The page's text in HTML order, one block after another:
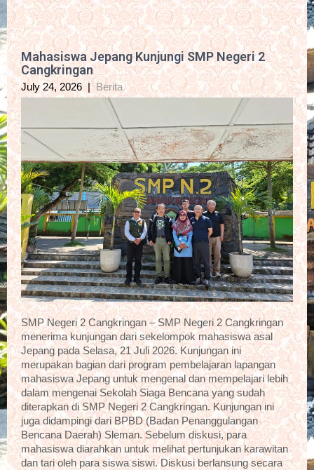
Mahasiswa Jepang Kunjungi SMP Negeri 2
Cangkringan
July 24, 2026 |Berita
SMP Negeri 2 Cangkringan – SMP Negeri 2 Cangkringan
menerima kunjungan dari sekelompok mahasiswa asal
Jepang pada Selasa, 21 Juli 2026. Kunjungan ini
merupakan bagian dari program pembelajaran lapangan
mahasiswa Jepang untuk mengenal dan mempelajari lebih
dalam mengenai Sekolah Siaga Bencana yang sudah
diterapkan di SMP Negeri 2 Cangkringan. Kunjungan ini
juga didampingi dari BPBD (Badan Penanggulangan
Bencana Daerah) Sleman. Sebelum diskusi, para
mahasiswa diarahkan untuk melihat pertunjukan karawitan
dan tari oleh para siswa siswi. Diskusi berlansung secara